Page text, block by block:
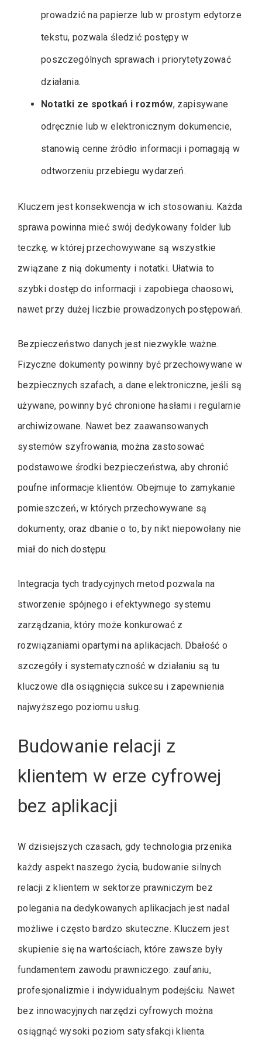
prowadzić na papierze lub w prostym edytorze
tekstu, pozwala śledzić postępy w
poszczególnych sprawach i priorytetyzować
działania.
Notatki ze spotkań i rozmów, zapisywane
odręcznie lub w elektronicznym dokumencie,
stanowią cenne źródło informacji i pomagają w
odtworzeniu przebiegu wydarzeń.
Kluczem jest konsekwencja w ich stosowaniu. Każda
sprawa powinna mieć swój dedykowany folder lub
teczkę, w której przechowywane są wszystkie
związane z nią dokumenty i notatki. Ułatwia to
szybki dostęp do informacji i zapobiega chaosowi,
nawet przy dużej liczbie prowadzonych postępowań.
Bezpieczeństwo danych jest niezwykle ważne.
Fizyczne dokumenty powinny być przechowywane w
bezpiecznych szafach, a dane elektroniczne, jeśli są
używane, powinny być chronione hasłami i regularnie
archiwizowane. Nawet bez zaawansowanych
systemów szyfrowania, można zastosować
podstawowe środki bezpieczeństwa, aby chronić
poufne informacje klientów. Obejmuje to zamykanie
pomieszczeń, w których przechowywane są
dokumenty, oraz dbanie o to, by nikt niepowołany nie
miał do nich dostępu.
Integracja tych tradycyjnych metod pozwala na
stworzenie spójnego i efektywnego systemu
zarządzania, który może konkurować z
rozwiązaniami opartymi na aplikacjach. Dbałość o
szczegóły i systematyczność w działaniu są tu
kluczowe dla osiągnięcia sukcesu i zapewnienia
najwyższego poziomu usług.
Budowanie relacji z
klientem w erze cyfrowej
bez aplikacji
W dzisiejszych czasach, gdy technologia przenika
każdy aspekt naszego życia, budowanie silnych
relacji z klientem w sektorze prawniczym bez
polegania na dedykowanych aplikacjach jest nadal
możliwe i często bardzo skuteczne. Kluczem jest
skupienie się na wartościach, które zawsze były
fundamentem zawodu prawniczego: zaufaniu,
profesjonalizmie i indywidualnym podejściu. Nawet
bez innowacyjnych narzędzi cyfrowych można
osiągnąć wysoki poziom satysfakcji klienta.